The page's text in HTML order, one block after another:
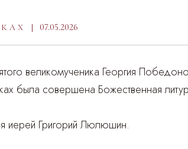
07.05.2026
великомученика Георгия
была совершена Божественная
иерей Григорий Люлюшин.